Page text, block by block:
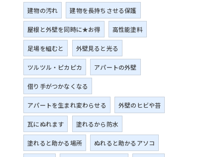
建物の汚れ 建物を長持ちさせる保護
屋根と外壁を同時に★お得 高性能塗料
足場を組むと 外壁見ると光る
ツルツル・ピカピカ アパートの外壁
借り手がつかなくなる
アパートを生まれ変わらせる 外壁のヒビや苔
瓦にぬれます 塗れるから防水
塗れると助かる場所 ぬれると助かるアソコ